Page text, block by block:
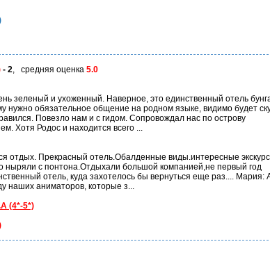
- 2, средняя оценка 5.0
зеленый и ухоженный. Наверное, это единственный отель
нужно обязательное общение на родном языке, видимо будет
Повезло нам и с гидом. Сопровождал нас по острову
Хотя Родос и находится всего ...
отдых. Прекрасный отель.Обалденные виды.интересные
с понтона.Отдыхали большой компанией,не первый год
отель, куда захотелось бы вернуться еще раз.... Мария:
наших аниматоров, которые з...
(4*-5*)